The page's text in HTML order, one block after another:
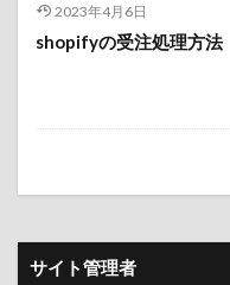
2023年4月6日
shopifyの受注処理方法
サイト管理者